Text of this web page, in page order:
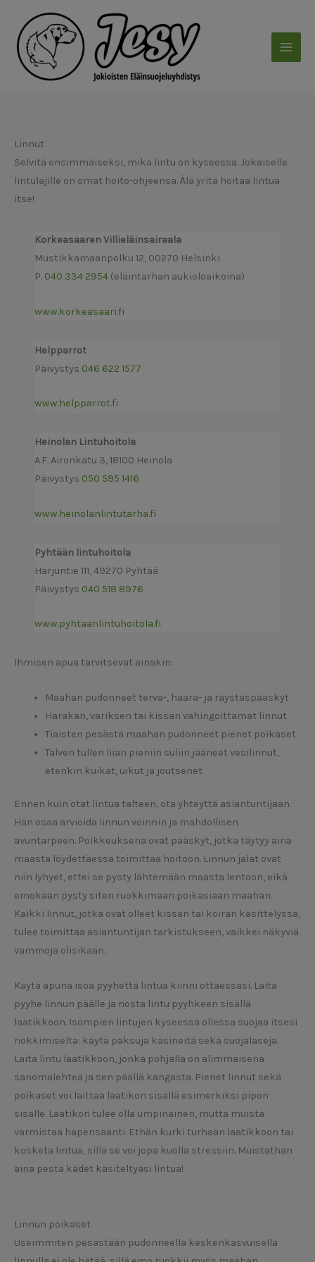
sisältöön
Linnut
Selvitä ensimmäiseksi, mikä lintu on kyseessä. Jokaiselle
lintulajille on omat hoito-ohjeensa. Älä yritä hoitaa lintua
itse!
Korkeasaaren Villieläinsairaala
Mustikkamaanpolku 12, 00270 Helsinki
P. 040 334 2954 (eläintarhan aukioloaikoina)
www.korkeasaari.fi
Helpparrot
Päivystys 046 622 1577
www.helpparrot.fi
Heinolan Lintuhoitola
A.F. Aironkatu 3, 18100 Heinola
Päivystys 050 595 1416
www.heinolanlintutarha.fi
Pyhtään lintuhoitola
Harjuntie 111, 49270 Pyhtää
Päivystys 040 518 8976
www.pyhtaanlintuhoitola.fi
Ihmisen apua tarvitsevat ainakin:
Maahan pudonneet terva-, haara- ja räystäspääskyt
Harakan, variksen tai kissan vahingoittamat linnut
Tiaisten pesästä maahan pudonneet pienet poikaset
Talven tullen liian pieniin suliin jääneet vesilinnut,
etenkin kuikat, uikut ja joutsenet
Ennen kuin otat lintua talteen, ota yhteyttä asiantuntijaan.
Hän osaa arvioida linnun voinnin ja mahdollisen
avuntarpeen. Poikkeuksena ovat pääskyt, jotka täytyy aina
maasta löydettäessä toimittaa hoitoon. Linnun jalat ovat
niin lyhyet, ettei se pysty lähtemään maasta lentoon, eikä
emokaan pysty siten ruokkimaan poikasiaan maahan.
Kaikki linnut, jotka ovat olleet kissan tai koiran käsittelyssä,
tulee toimittaa asiantuntijan tarkistukseen, vaikkei näkyviä
vammoja olisikaan.
Käytä apuna isoa pyyhettä lintua kiinni ottaessasi. Laita
pyyhe linnun päälle ja nosta lintu pyyhkeen sisällä
laatikkoon. Isompien lintujen kyseessä ollessa suojaa itsesi
nokkimiselta: käytä paksuja käsineitä sekä suojalaseja.
Laita lintu laatikkoon, jonka pohjalla on alimmaisena
sanomalehteä ja sen päällä kangasta. Pienet linnut sekä
poikaset voi laittaa laatikon sisällä esimerkiksi pipon
sisälle. Laatikon tulee olla umpinainen, mutta muista
varmistaa hapensaanti. Ethän kurki turhaan laatikkoon tai
kosketa lintua, sillä se voi jopa kuolla stressiin. Muistathan
aina pestä kädet käsiteltyäsi lintua!
Linnun poikaset
Useimmiten pesästään pudonneella keskenkasvuisella